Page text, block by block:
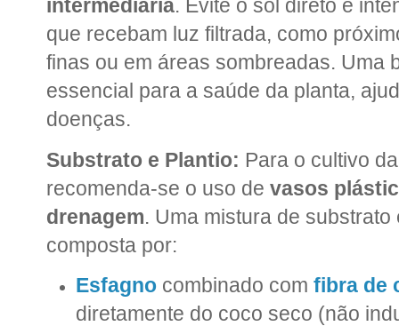
intermediária. Evite o sol direto e
que recebam luz filtrada, como
finas ou em áreas sombreadas. Uma
essencial para a saúde da planta,
doenças.
Substrato e Plantio: Para o cultivo
recomenda-se o uso de vasos
drenagem. Uma mistura de
composta por:
Esfagno combinado com fibra de
diretamente do coco seco (não